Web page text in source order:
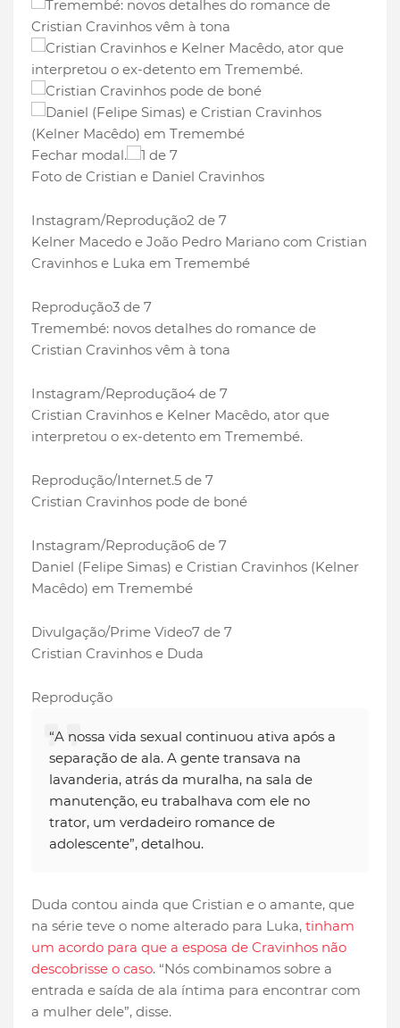
Fechar modal.
1 de 7
Foto de Cristian e Daniel Cravinhos
Instagram/Reprodução2 de 7
Kelner Macedo e João Pedro Mariano com Cristian
Cravinhos e Luka em Tremembé
Reprodução3 de 7
Tremembé: novos detalhes do romance de
Cristian Cravinhos vêm à tona
Instagram/Reprodução4 de 7
Cristian Cravinhos e Kelner Macêdo, ator que
interpretou o ex-detento em Tremembé.
Reprodução/Internet.5 de 7
Cristian Cravinhos pode de boné
Instagram/Reprodução6 de 7
Daniel (Felipe Simas) e Cristian Cravinhos (Kelner
Macêdo) em Tremembé
Divulgação/Prime Video7 de 7
Cristian Cravinhos e Duda
Reprodução
“A nossa vida sexual continuou ativa após a
separação de ala. A gente transava na
lavanderia, atrás da muralha, na sala de
manutenção, eu trabalhava com ele no
trator, um verdadeiro romance de
adolescente”, detalhou.
Duda contou ainda que Cristian e o amante, que
na série teve o nome alterado para Luka, tinham
um acordo para que a esposa de Cravinhos não
descobrisse o caso. “Nós combinamos sobre a
entrada e saída de ala íntima para encontrar com
a mulher dele”, disse.